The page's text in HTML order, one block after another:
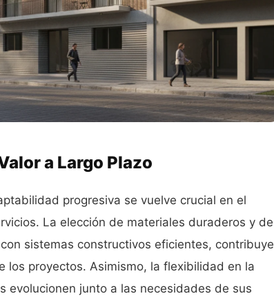
a Largo Plazo
progresiva se vuelve crucial en el
La elección de materiales duraderos y de
sistemas constructivos eficientes, contribuye
los proyectos. Asimismo, la flexibilidad en la
evolucionen junto a las necesidades de sus